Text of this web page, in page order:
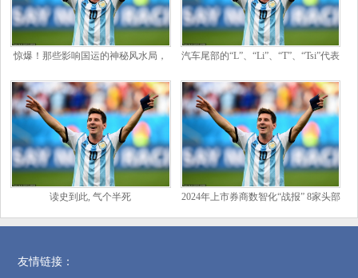
惊爆！那些影响国运的神秘风水局，
科学_
汽车尾部的“L”、“Li”、“T”、“Tsi”代表
读史到此, 气个半死
2024年上市券商数智化“战报” 8家头部
友情链接：